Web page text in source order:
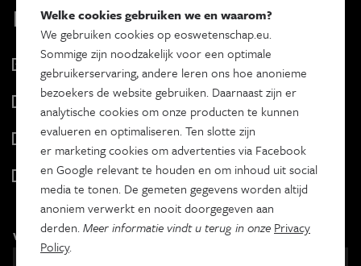
Kies je nieuwsbrief
Eos Wetenschap
2 x week
Tracé
Wekelijks
Psyche & brein
Tweewekelijks
Iedereen wetenschapper
Maandelijks
Voornaam
Welke cookies gebruiken we en waarom?
We gebruiken cookies op eoswetenschap.eu.
Sommige zijn noodzakelijk voor een optimale
gebruikerservaring, andere leren ons hoe anonieme
bezoekers de website gebruiken. Daarnaast zijn er
analytische cookies om onze producten te kunnen
evalueren en optimaliseren. Ten slotte zijn
er marketing cookies om advertenties via Facebook
en Google relevant te houden en om inhoud uit social
media te tonen. De gemeten gegevens worden altijd
anoniem verwerkt en nooit doorgegeven aan
derden.Meer informatie vindt u terug in onze Privacy
Policy.